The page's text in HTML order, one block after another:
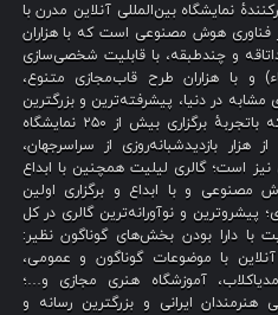
نمایشگاه بین‌المللی آنلاین مدرن با
فناوری هوش مصنوعی است که با هزاران
و چندطبقه، با قابلیت شخصی‌سازی
و با هزاران طرح قاب‌مجازی متنوع،
مشابه در دنیا، پیشرفته‌ترین و بزرگترین
گالری آنلاین در کل جهان می‌باشد، که باتجربهٔ برگزاری بیش از ۲۵۰ نمایشگاه
بازدیدشبانه‌روزی از سراسرجهان،
نیز است؛ گالری لیلیت همچنین با ابداع
مصنوعی و با ابداع و برگزاری اولین
پیشروترین و نوآورانه‌ترین گالری در کل
با دارا بودن بخش‌های گوناگون نظیر:
با موضوعات گوناگون و عمومی،
آموزشگاه هنری مجازی و…؛
هنرمندان ایرانی و بزرگترین رسانه و